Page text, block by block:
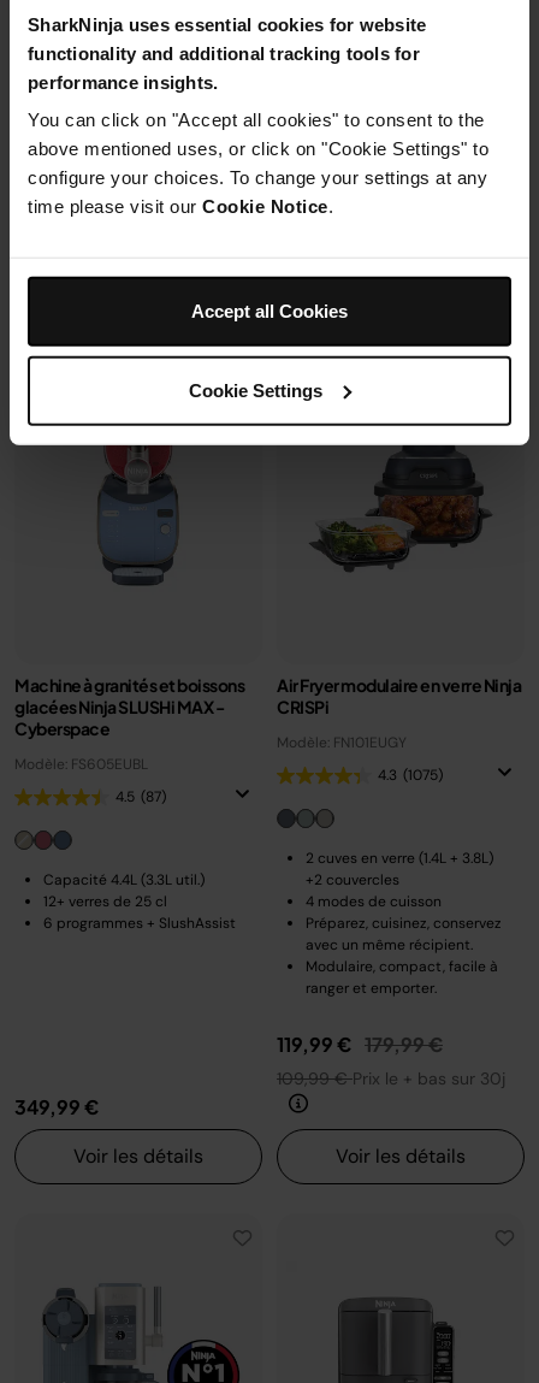
SharkNinja uses essential cookies for website
functionality and additional tracking tools for
performance insights.
You can click on "Accept all cookies" to consent to the
above mentioned uses, or click on "Cookie Settings" to
configure your choices. To change your settings at any
time please visit our Cookie Notice.
Accept all Cookies
Cookie Settings
Synchronisation des
149,99 € Prix réduit de
au
Ajouter au panier
Capacité: 9.5L (4 à 6 pers)
240°C)
179,99 € Prix réduit de
269,99 €au
173,00 € Prix le + bas sur 30j
Voir les détails
Machine à granités et boissons
glacées Ninja SLUSHi MAX -
Cyberspace
Modèle: FS605EUBL
4.5 (87)
Capacité 4.4L (3.3L util.)
12+ verres de 25 cl
6 programmes + SlushAssist
349,99 €
Voir les détails
Air Fryer modulaire en verre Ninja
CRISPi
Modèle: FN101EUGY
4.3 (1075)
2 cuves en verre (1.4L + 3.8L)
+2 couvercles
4 modes de cuisson
Préparez, cuisinez, conservez
avec un même récipient.
Modulaire, compact, facile à
ranger et emporter.
119,99 € Prix réduit de
179,99 €au
109,99 €Prix le + bas sur 30j
Voir les détails